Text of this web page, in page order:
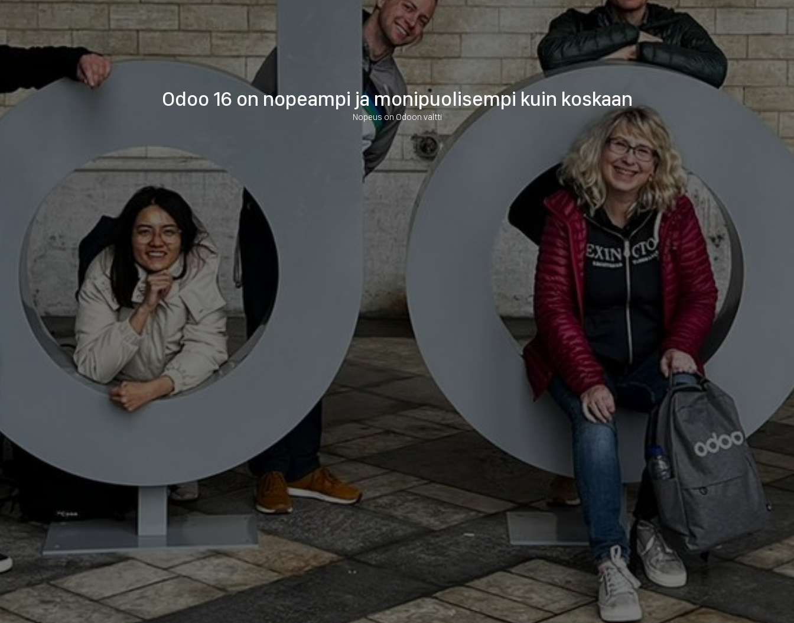
Odoo 16 on nopeampi ja monipuolisempi kuin koskaan
Nopeus on Odoon valtti